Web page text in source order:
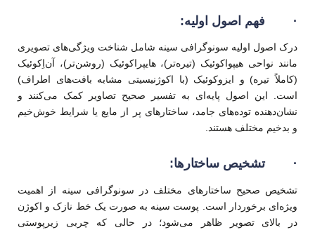
· فهم اصول اولیه:
درک اصول اولیه سونوگرافی سینه شامل شناخت ویژگی‌های تصویری
مانند نواحی هیپواکوئیک (تیره‌تر)، هایپراکوئیک (روشن‌تر)، آن‌اِکوئیک
(کاملاً تیره) و ایزوکوئیک (با اکوژنیسیتی مشابه بافت‌های اطراف)
است. این اصول پایه‌ای به تفسیر صحیح تصاویر کمک می‌کنند و
نشان‌دهنده توده‌های جامد، ساختارهای پر از مایع یا شرایط خوش‌خیم
و بدخیم مختلف هستند.
·تشخیص ساختارها:
تشخیص صحیح ساختارهای مختلف در سونوگرافی سینه از اهمیت
ویژه‌ای برخوردار است. پوست سینه به صورت یک خط نازک و اکوژن
در بالای تصویر ظاهر می‌شود؛ در حالی که چربی زیرپوستی